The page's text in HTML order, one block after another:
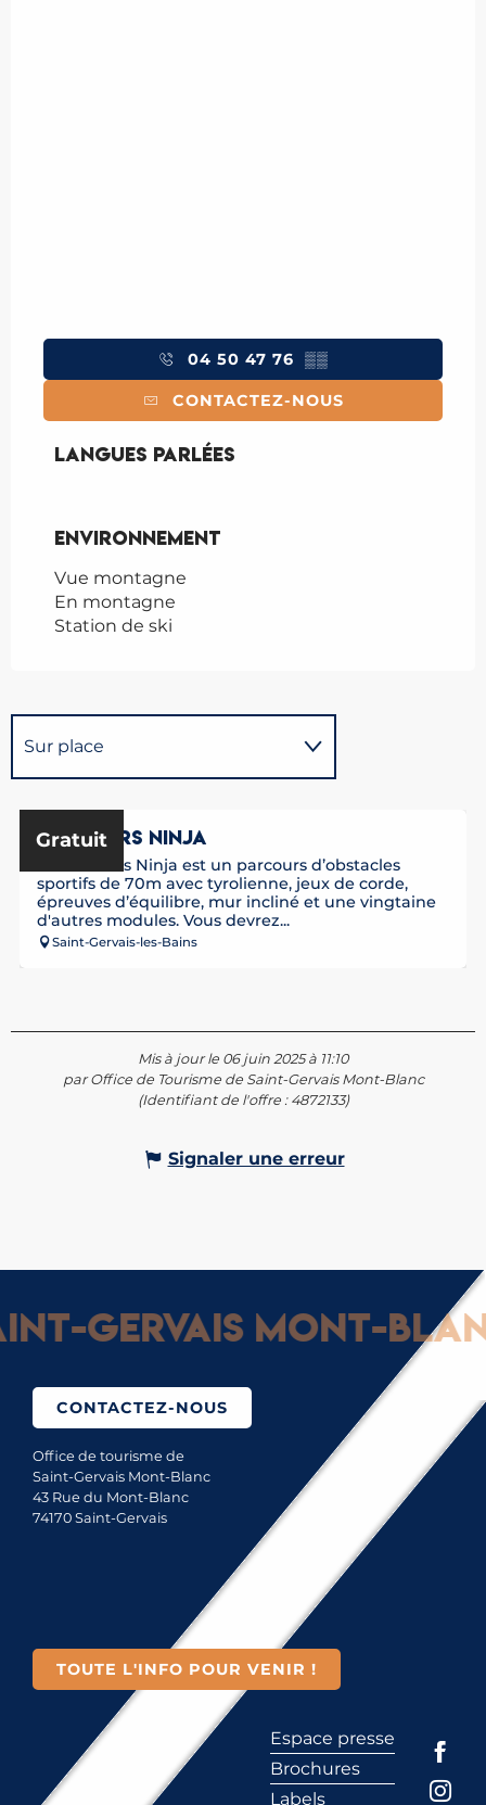
04 50 47 76 ▒▒
CONTACTEZ-NOUS
Langues parlées
Langues parlées
Environnement
Environnement
Vue montagne
En montagne
Station de ski
Sur place
Se trouve à l'arrivée de...
Gratuit
PARCOURS NINJA
Le Parcours Ninja est un parcours d’obstacles
sportifs de 70m avec tyrolienne, jeux de corde,
épreuves d’équilibre, mur incliné et une vingtaine
d'autres modules. Vous devrez...
Saint-Gervais-les-Bains
Mis à jour le 06 juin 2025 à 11:10
par Office de Tourisme de Saint-Gervais Mont-Blanc
(Identifiant de l'offre : 4872133)
Signaler une erreur
Gervais Mont-
CONTACTEZ-NOUS
Office de tourisme de
Saint-Gervais Mont-Blanc
43 Rue du Mont-Blanc
74170 Saint-Gervais
TOUTE L'INFO POUR VENIR !
Espace presse
Brochures
Labels